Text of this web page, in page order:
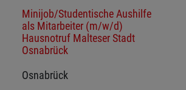
Minijob/Studentische Aushilfe
als Mitarbeiter (m/w/d)
Hausnotruf Malteser Stadt
Osnabrück
Osnabrück